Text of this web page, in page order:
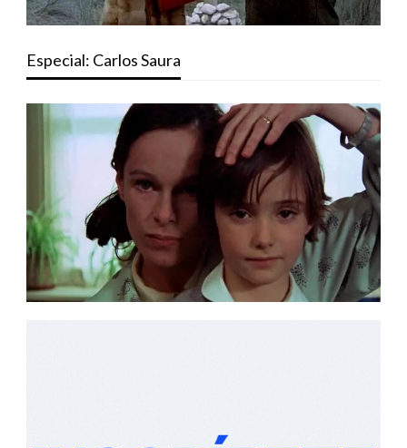
Especial: Carlos Saura